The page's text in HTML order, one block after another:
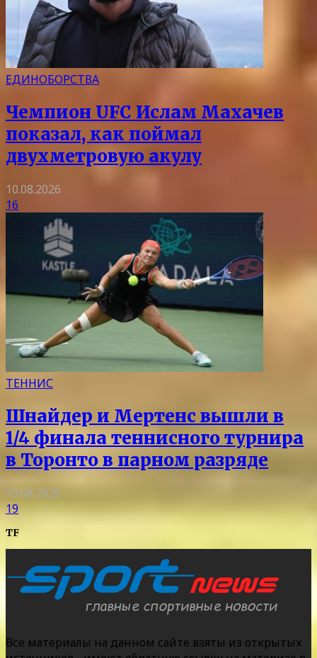
ЕДИНОБОРСТВА
Чемпион UFC Ислам Махачев
показал, как поймал
двухметровую акулу
10.08.2026
16
ТЕННИС
Шнайдер и Мертенс вышли в
1/4 финала теннисного турнира
в Торонто в парном разряде
10.08.2026
19
TF
Все материалы на данном сайте взяты из открытых